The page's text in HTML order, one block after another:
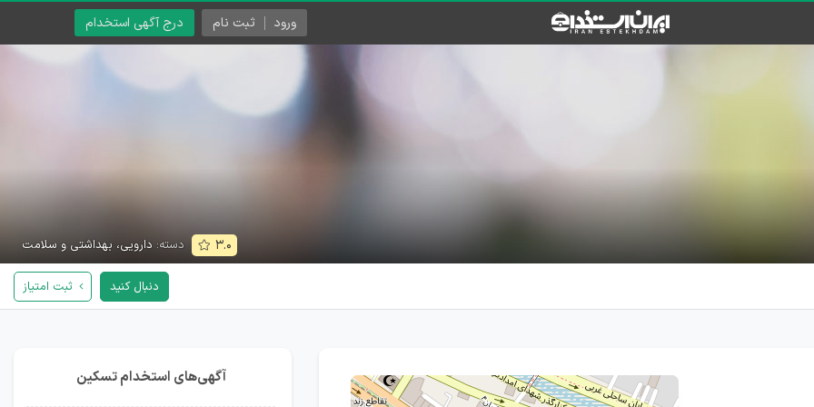
درج آگهی استخدام ورود ثبت نام
۳.۰ دسته: دارویی، بهداشتی و سلامت
دنبال کنید ثبت امتیاز
آگهی‌های استخدام تسکین